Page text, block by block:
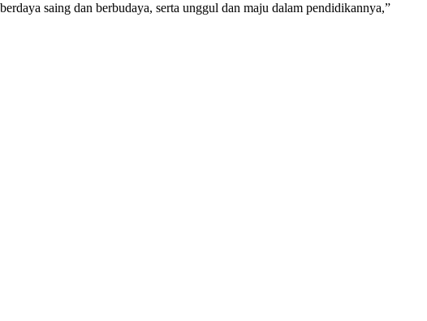
saing dan berbudaya, serta unggul dan maju dalam pendidikannya,”